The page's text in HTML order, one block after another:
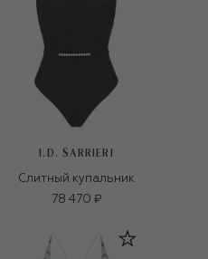
I.D. SARRIERI
Слитный купальник
78 470 ₽